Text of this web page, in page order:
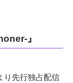
』
り先行独占配信